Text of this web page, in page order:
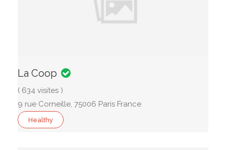
La Coop
( 634 visites )
9 rue Corneille, 75006 Paris France
Healthy